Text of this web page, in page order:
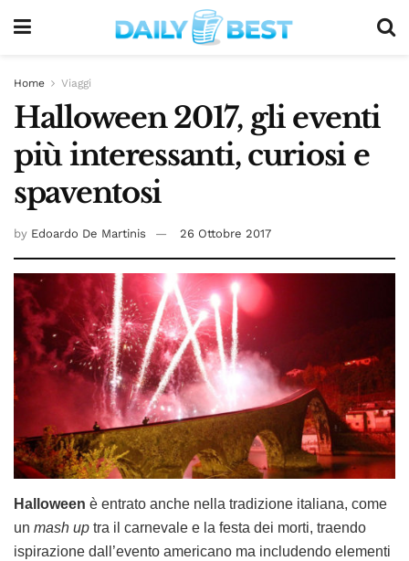
Home Viaggi
Halloween 2017, gli eventi
più interessanti, curiosi e
spaventosi
by Edoardo De Martinis 26 Ottobre 2017
Halloween è entrato anche nella tradizione italiana, come
un mash up tra il carnevale e la festa dei morti, traendo
ispirazione dall’evento americano ma includendo elementi